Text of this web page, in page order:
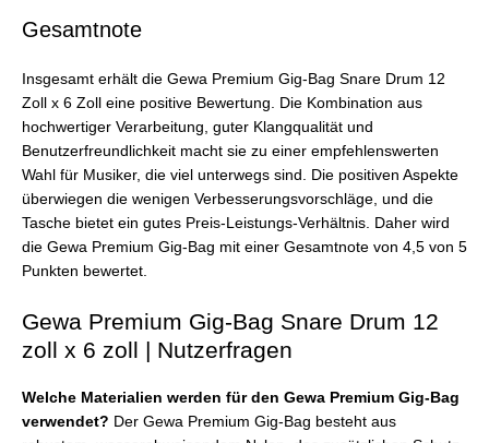
Gesamtnote
Insgesamt erhält die Gewa Premium Gig-Bag Snare Drum 12
Zoll x 6 Zoll eine positive Bewertung. Die Kombination aus
hochwertiger Verarbeitung, guter Klangqualität und
Benutzerfreundlichkeit macht sie zu einer empfehlenswerten
Wahl für Musiker, die viel unterwegs sind. Die positiven Aspekte
überwiegen die wenigen Verbesserungsvorschläge, und die
Tasche bietet ein gutes Preis-Leistungs-Verhältnis. Daher wird
die Gewa Premium Gig-Bag mit einer Gesamtnote von 4,5 von 5
Punkten bewertet.
Gewa Premium Gig-Bag Snare Drum 12
zoll x 6 zoll | Nutzerfragen
Welche Materialien werden für den Gewa Premium Gig-Bag
verwendet? Der Gewa Premium Gig-Bag besteht aus